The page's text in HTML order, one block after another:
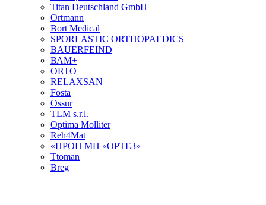
Titan Deutschland GmbH
Ortmann
Bort Medical
SPORLASTIC ORTHOPAEDICS
BAUERFEIND
ВАМ+
ORTO
RELAXSAN
Fosta
Ossur
TLM s.r.l.
Optima Molliter
Reh4Mat
«ПРОП МП «ОРТЕЗ»
Ttoman
Breg